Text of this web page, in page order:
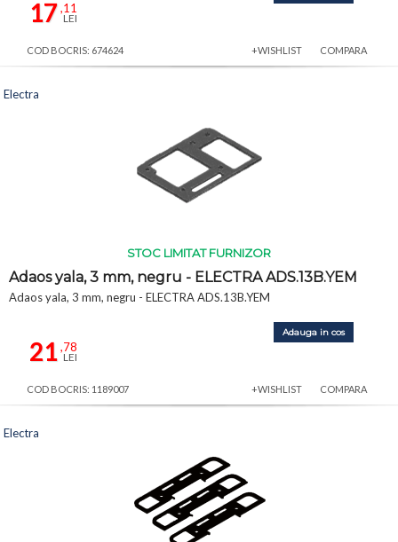
17,11
LEI
COD BOCRIS: 674624 +WISHLIST COMPARA
STOC LIMITAT FURNIZOR
Adaos yala, 3 mm, negru - ELECTRA ADS.13B.YEM
Adaos yala, 3 mm, negru - ELECTRA ADS.13B.YEM
21,78
LEI
Adauga in cos
Electra
COD BOCRIS: 1189007 +WISHLIST COMPARA
Electra